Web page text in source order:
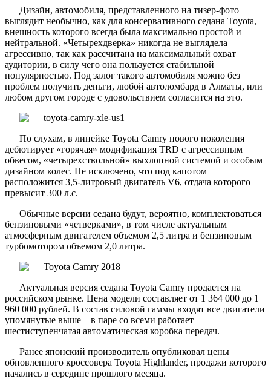
Дизайн, автомобиля, представленного на тизер-фото
выглядит необычно, как для консервативного седана Toyota,
внешность которого всегда была максимально простой и
нейтральной. «Четырехдверка» никогда не выглядела
агрессивно, так как рассчитана на максимальный охват
аудитории, в силу чего она пользуется стабильной
популярностью. Под залог такого автомобиля можно без
проблем получить деньги, любой автоломбард в Алматы, или
любом другом городе с удовольствием согласится на это.
По слухам, в линейке Toyota Camry нового поколения
дебютирует «горячая» модификация TRD с агрессивным
обвесом, «четырехствольной» выхлопной системой и особым
дизайном колес. Не исключено, что под капотом
расположится 3,5-литровый двигатель V6, отдача которого
превысит 300 л.с.
Обычные версии седана будут, вероятно, комплектоваться
бензиновыми «четверками», в том числе актуальным
атмосферным двигателем объемом 2,5 литра и бензиновым
турбомотором объемом 2,0 литра.
Актуальная версия седана Toyota Camry продается на
российском рынке. Цена модели составляет от 1 364 000 до 1
960 000 рублей. В состав силовой гаммы входят все двигатели
упомянутые выше – в паре со всеми работает
шестиступенчатая автоматическая коробка передач.
Ранее японский производитель опубликовал цены
обновленного кроссовера Toyota Highlander, продажи которого
начались в середине прошлого месяца.